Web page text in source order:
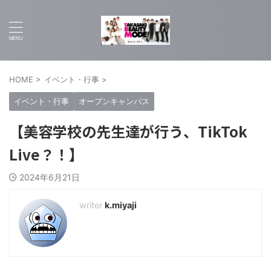
HOME > イベント・行事 >
イベント・行事 オープンキャンパス
【美容学校の先生達が行う、TikTok
Live？！】
2024年6月21日
k.miyaji